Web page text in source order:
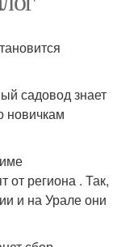
садовод знает
новичкам
от региона . Так,
и на Урале они